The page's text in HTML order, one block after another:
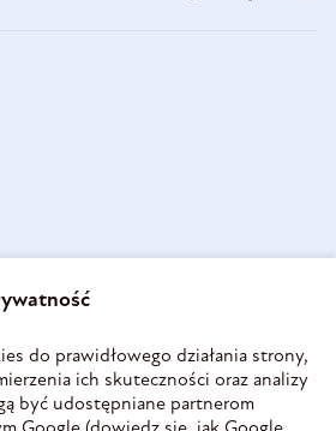
do prawidłowego działania strony,
ich skuteczności oraz analizy
być udostępniane partnerom